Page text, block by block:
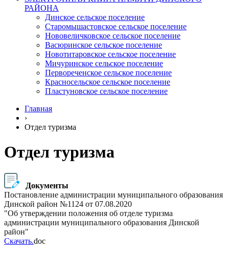
РАЙОНА
Динское сельское поселение
Старомышастовское сельское поселение
Нововеличковское сельское поселение
Васюринское сельское поселение
Новотитаровское сельское поселение
Мичуринское сельское поселение
Первореченское сельское поселение
Красносельское сельское поселение
Пластуновское сельское поселение
Главная
›
Отдел туризма
Отдел туризма
Документы
Постановление администрации муниципального образования
Динской район №1124 от 07.08.2020
"Об утверждении положения об отделе туризма
администрации муниципального образования Динской
район"
Скачать.doc